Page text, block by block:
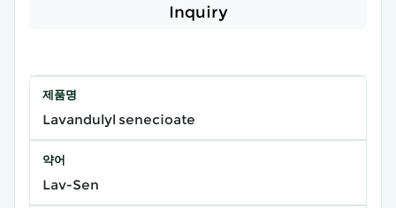
Inquiry
제품명
Lavandulyl senecioate
약어
Lav-Sen